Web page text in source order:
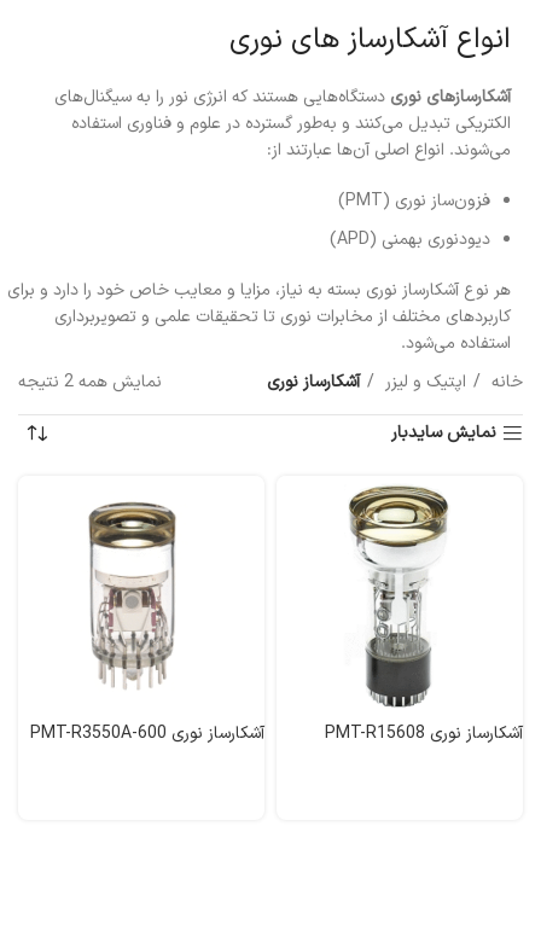
انواع آشکارساز های نوری
آشکارسازهای نوری دستگاه‌هایی هستند که انرژی نور را به سیگنال‌های
الکتریکی تبدیل می‌کنند و به‌طور گسترده در علوم و فناوری استفاده
می‌شوند. انواع اصلی آن‌ها عبارتند از:
فزون‌ساز نوری (PMT)
دیودنوری بهمنی (APD
)
هر نوع آشکارساز نوری بسته به نیاز، مزایا و معایب خاص خود را دارد و برای
کاربردهای مختلف از مخابرات نوری تا تحقیقات علمی و تصویربرداری
استفاده می‌شود.
خانه
اپتیک و لیزر آشکارساز نوری
نمایش همه 2 نتیجه
نمایش سایدبار
آشکارساز نوری PMT-R15608 آشکارساز نوری PMT-R3550A-600